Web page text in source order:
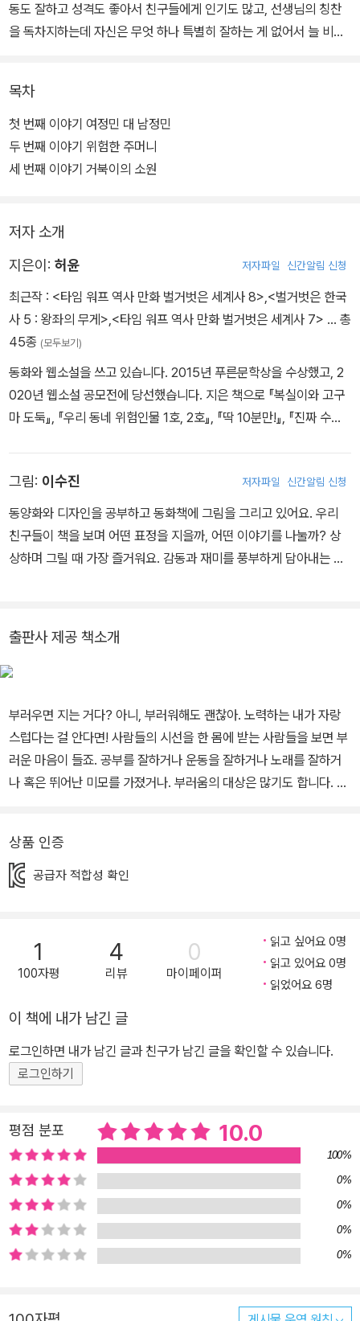
동도 잘하고 성격도 좋아서 친구들에게 인기도 많고, 선생님의 칭찬
을 독차지하는데 자신은 무엇 하나 특별히 잘하는 게 없어서 늘 비교
상상을 하고, 미운 점만 쏙쏙 뽑아 보려고 무지하게 노력한다.
그런데 이상하게도 어느 순간 남정민을 보면 가슴이 울렁거린다. 그
리고 떡볶이집에서 단 둘이 마주친 여정민과 남정민. 처음으로 이정
목차
첫 번째 이야기 여정민 대 남정민
두 번째 이야기 위험한 주머니
세 번째 이야기 거북이의 소원
저자 소개
지은이: 허윤 저자파일 신간알림 신청
최근작 : <타임 워프 역사 만화 벌거벗은 세계사 8>,<벌거벗은 한국
사 5 : 왕좌의 무게>,<타임 워프 역사 만화 벌거벗은 세계사 7> … 총
45종 (모두보기)
동화와 웹소설을 쓰고 있습니다. 2015년 푸른문학상을 수상했고, 2
020년 웹소설 공모전에 당선했습니다. 지은 책으로 『복실이와 고구
마 도둑』, 『우리 동네 위험인물 1호, 2호』, 『딱 10분만!』, 『진짜 수상
그림: 이수진 저자파일 신간알림 신청
동양화와 디자인을 공부하고 동화책에 그림을 그리고 있어요. 우리
친구들이 책을 보며 어떤 표정을 지을까, 어떤 이야기를 나눌까? 상
상하며 그릴 때 가장 즐거워요. 감동과 재미를 풍부하게 담아내는 작
출판사 제공 책소개
부러우면 지는 거다? 아니, 부러워해도 괜찮아. 노력하는 내가 자랑
스럽다는 걸 안다면! 사람들의 시선을 한 몸에 받는 사람들을 보면 부
러운 마음이 들죠. 공부를 잘하거나 운동을 잘하거나 노래를 잘하거
나 혹은 뛰어난 미모를 가졌거나. 부러움의 대상은 많기도 합니다. 하
곤 하죠. 하지만 좋고 훌륭한 것에 부러움을 느끼는 건 지극히 건강한
마음이에요. 다만 그 마음이 너무 커져서 나를 하찮게 여기지 않도록
습이라는 걸 친구들이 알았으면 좋겠어요. 최선을 다했다면 꼭 상을
받지 못해도, 원하는 결과를 얻지 못해도 그 자체로 성장의 밑거름이
부러워하고, 거북이는 토끼를 부러워하면서 자신을 초라하게 여기죠.
하지만 알고 보니 여정민과 경미와 거북이 모두 누군가의 부러움의
대상이고, 소중하고 가치 있는 존재였죠. 여러분은 혹시 ‘나는 별 볼일
없는 사람’이라며 위축되어 있지 않나요? 그렇다면 여정민과 경미,
이가 정말 좋다!” 정민이는 같은 반의 이름도 성도 똑같은 남자 이정
민 때문에 속상합니다. 남자 이정민, 남정민은 공부도 잘하고 운동도
잘하고 성격도 좋아서 친구들에게 인기도 많고, 선생님의 칭찬을 독
차지하는데 자신은 무엇 하나 특별히 잘하는 게 없어서 늘 비교되었
거든요. 한마디로 존재감 폭발인 남정민 때문에 자신은 알게 모르게
비교 당하는 상황이 싫었습니다. 그래서 속으로 늘 남정민을 골탕 먹
이는 상상을 하고, 미운 점만 쏙쏙 뽑아 보려고 무지하게 노력해요. 그
상품 인증
공급자 적합성 확인
1
100자평
4
리뷰
0
마이페이퍼
읽고 싶어요 0명
읽고 있어요 0명
읽었어요 6명
이 책에 내가 남긴 글
로그인하면 내가 남긴 글과 친구가 남긴 글을 확인할 수 있습니다.
로그인하기
평점 분포 10.0
100%
0%
0%
0%
0%